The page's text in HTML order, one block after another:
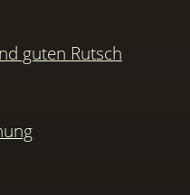
guten Rutsch